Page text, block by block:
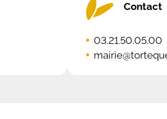
Contact
03.21.50.05.00